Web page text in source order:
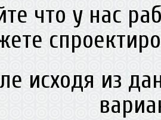
что у нас
исходя из